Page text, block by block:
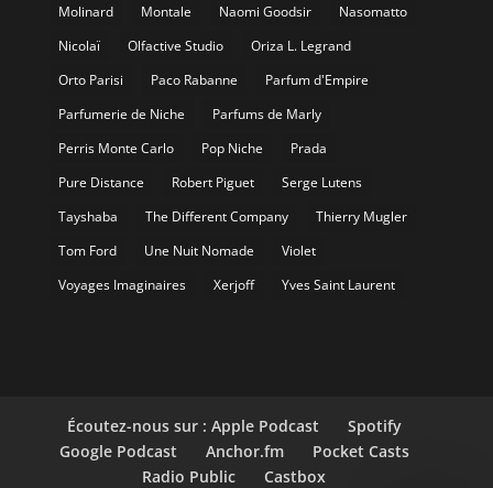
Molinard
Montale Naomi Goodsir
Nasomatto
Nicolaï
Olfactive Studio
Oriza L. Legrand
Orto Parisi
Paco Rabanne
Parfum d'Empire
Parfumerie de Niche
Parfums de Marly
Perris Monte Carlo
Pop Niche
Prada
Pure Distance
Robert Piguet
Serge Lutens
Tayshaba
The Different Company
Thierry Mugler
Tom Ford
Une Nuit Nomade
Violet
Voyages Imaginaires
Xerjoff Yves Saint Laurent
Écoutez-nous sur : Apple Podcast
Spotify
Google Podcast
Anchor.fm
Pocket Casts
Radio Public
Castbox